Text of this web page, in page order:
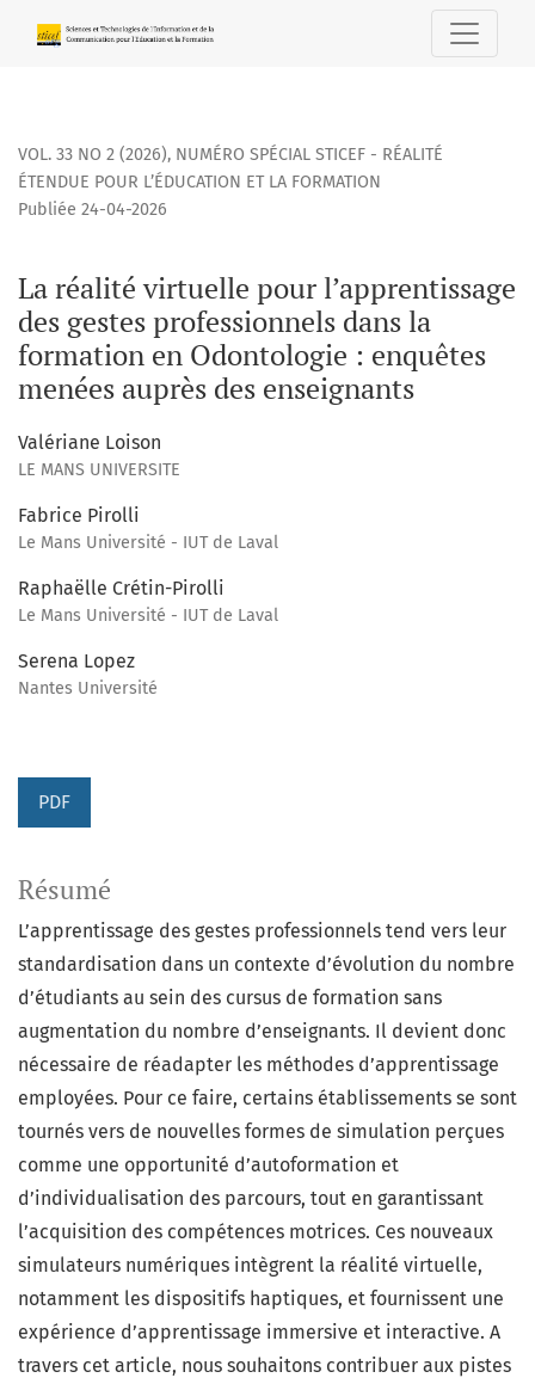
La réalité virtuelle pour l’apprentissage des gestes
VOL. 33 NO 2 (2026), NUMÉRO SPÉCIAL STICEF - RÉALITÉ
ÉTENDUE POUR L’ÉDUCATION ET LA FORMATION
La réalité virtuelle pour l’apprentissage
des gestes professionnels dans la
formation en Odontologie : enquêtes
menées auprès des enseignants
Publiée 24-04-2026
Valériane Loison
LE MANS UNIVERSITE
Fabrice Pirolli
Le Mans Université - IUT de Laval
Raphaëlle Crétin-Pirolli
Le Mans Université - IUT de Laval
Serena Lopez
Nantes Université
PDF
Résumé
L’apprentissage des gestes professionnels tend vers leur
standardisation dans un contexte d’évolution du nombre
d’étudiants au sein des cursus de formation sans
augmentation du nombre d’enseignants. Il devient donc
nécessaire de réadapter les méthodes d’apprentissage
employées. Pour ce faire, certains établissements se sont
tournés vers de nouvelles formes de simulation perçues
comme une opportunité d’autoformation et
d’individualisation des parcours, tout en garantissant
l’acquisition des compétences motrices. Ces nouveaux
simulateurs numériques intègrent la réalité virtuelle,
notamment les dispositifs haptiques, et fournissent une
expérience d’apprentissage immersive et interactive. A
travers cet article, nous souhaitons contribuer aux pistes